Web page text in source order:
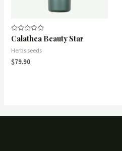
Rated
0
out
5
Calathea Beauty Star
Herbs seeds
$79.90